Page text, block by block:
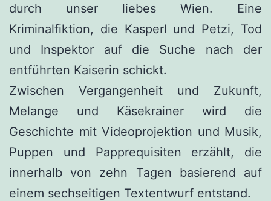
durch unser liebes Wien. Eine
Kriminalfiktion, die Kasperl und Petzi, Tod
und Inspektor auf die Suche nach der
entführten Kaiserin schickt.
Zwischen Vergangenheit und Zukunft,
Melange und Käsekrainer wird die
Geschichte mit Videoprojektion und Musik,
Puppen und Papprequisiten erzählt, die
innerhalb von zehn Tagen basierend auf
einem sechseitigen Textentwurf entstand.